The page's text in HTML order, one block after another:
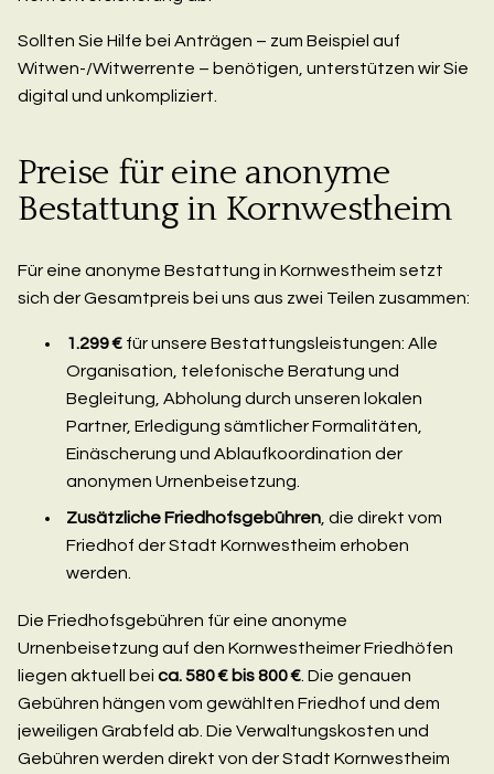
Sollten Sie Hilfe bei Anträgen – zum Beispiel auf
Witwen-/Witwerrente – benötigen, unterstützen wir Sie
digital und unkompliziert.
Preise für eine anonyme
Bestattung in Kornwestheim
Für eine anonyme Bestattung in Kornwestheim setzt
sich der Gesamtpreis bei uns aus zwei Teilen zusammen:
1.299 € für unsere Bestattungsleistungen: Alle
Organisation, telefonische Beratung und
Begleitung, Abholung durch unseren lokalen
Partner, Erledigung sämtlicher Formalitäten,
Einäscherung und Ablaufkoordination der
anonymen Urnenbeisetzung.
Zusätzliche Friedhofsgebühren , die direkt vom
Friedhof der Stadt Kornwestheim erhoben
werden.
Die Friedhofsgebühren für eine anonyme
Urnenbeisetzung auf den Kornwestheimer Friedhöfen
liegen aktuell bei ca. 580 € bis 800 € . Die genauen
Gebühren hängen vom gewählten Friedhof und dem
jeweiligen Grabfeld ab. Die Verwaltungskosten und
Gebühren werden direkt von der Stadt Kornwestheim